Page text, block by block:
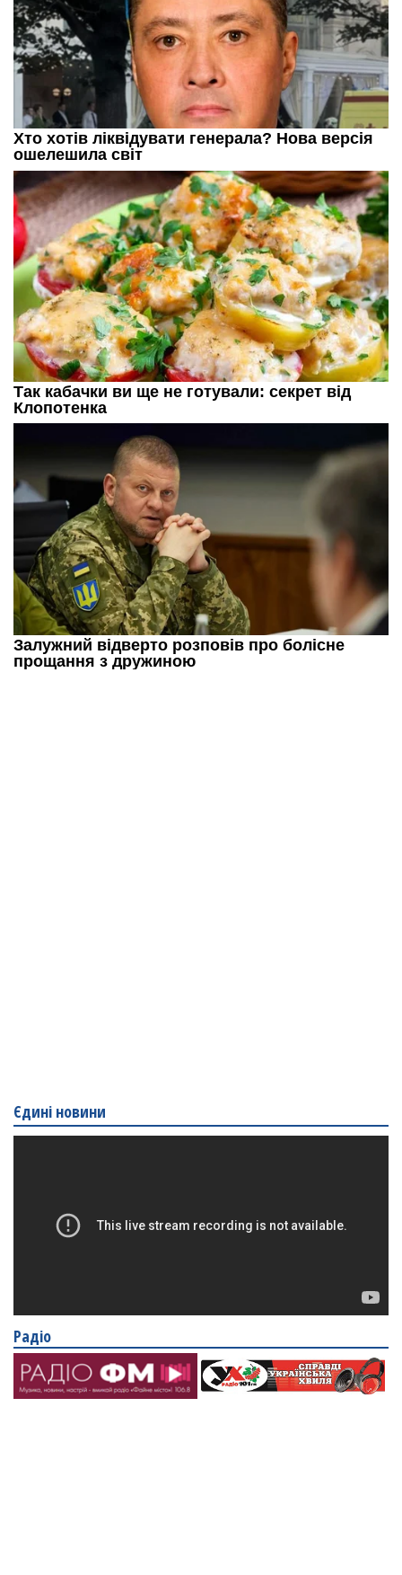
Єдині новини
Радіо